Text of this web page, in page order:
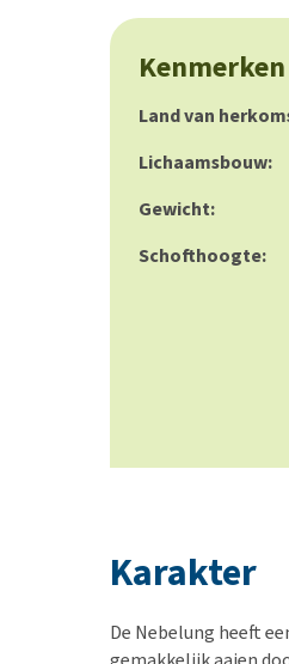
Kenmerken
Land van
Lichaamsbouw:
Gewicht:
Schofthoogte:
Karakter
De Nebelung heeft